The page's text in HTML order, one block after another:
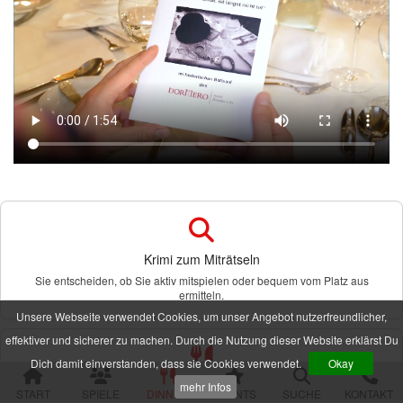
Unsere Webseite verwendet Cookies, um unser Angebot nutzerfreundlicher,
effektiver und sicherer zu machen. Durch die Nutzung dieser Website erklärst Du
Dich damit einverstanden, dass sie Cookies verwendet.
Okay
mehr Infos
START SPIELE DINNER EVENTS SUCHE KONTAKT
alle Veranstaltungen
Spielorte und Tatzeiten
Sachsen
Chemnitz
Dresden
Görlitz
Gröditz
Meißen
Braunschweig
Hannover
Jork (bei Hamburg)
Rinteln
Krimi zum Miträtseln
Sie entscheiden, ob Sie aktiv mitspielen oder bequem vom Platz aus
ermitteln.
Dinner inklusive